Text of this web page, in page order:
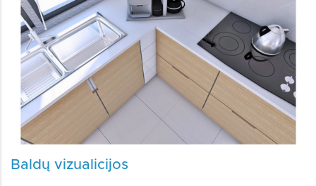
Baldų vizualicijos